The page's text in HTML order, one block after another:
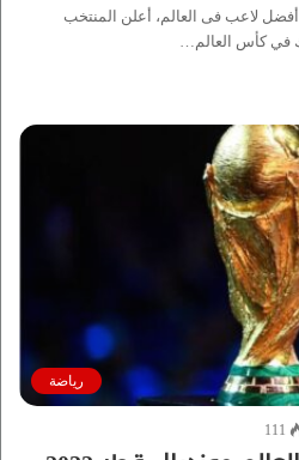
لاعب فى العالم، أعلن المنتخب
في كأس العالم…
رياضة
111